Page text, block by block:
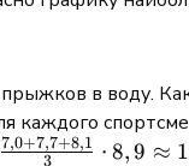
в воду.
каждого
\frac{7,0
3
7,0+7,7+8,1 ⋅ 8, 9 ≈